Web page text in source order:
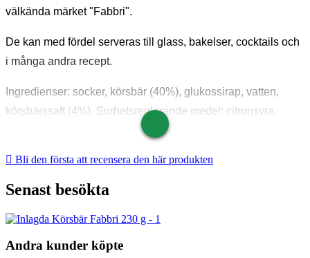
välkända märket "Fabbri".
De kan med fördel serveras till glass, bakelser, cocktails och
i många andra recept.
Ingredienser: socker, körsbär (40%), glukossirap, vatten,
körsbärssaft (4%). Surhetsreglerande medel: citronsyra.
Aromer och färgämne: antocyaner.
Kan innehålla fragment av eller hela körsbärskärnor.
Näringsvärde per 100 g:
Energi 1160 kJ 273 kcal
Fett mindre än 0,5 g
 Bli den första att recensera den här produkten
Senast besökta
Andra kunder köpte